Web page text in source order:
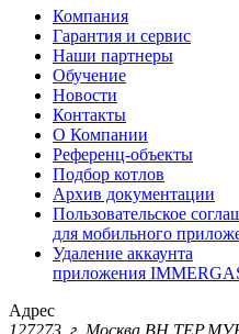
Компания
Гарантия и сервис
Наши партнеры
Обучение
Новости
Контакты
О Компании
Референц-объекты
Подбор котлов
Архив документации
Пользовательское
для мобильного
Удаление аккаунта
приложения
Адрес
127273, г. Москва